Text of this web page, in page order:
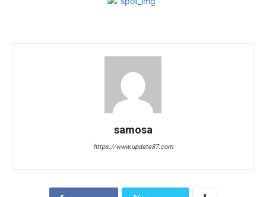
samosa
https://www.update87.com